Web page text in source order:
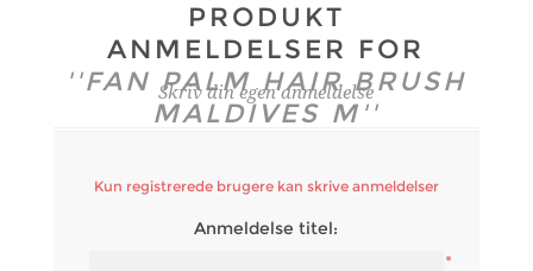
PRODUKT
ANMELDELSER FOR
FAN PALM HAIR BRUSH
MALDIVES M
Skriv din egen anmeldelse
Kun registrerede brugere kan skrive anmeldelser
Anmeldelse titel:
*